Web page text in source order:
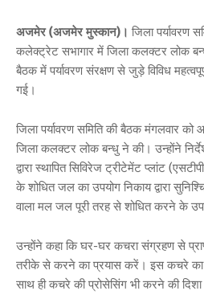
अजमेर (अजमेर मुस्कान)। जिला पर्यावरण
कलेक्ट्रेट सभागार में जिला कलक्टर लोक
बैठक में पर्यावरण संरक्षण से जुड़े विविध
गई।
जिला पर्यावरण समिति की बैठक मंगलवार को
जिला कलक्टर लोक बन्धु ने की। उन्होंने
द्वारा स्थापित सिविरेज ट्रीटेमेंट प्लांट
के शोधित जल का उपयोग निकाय द्वारा
वाला मल जल पूरी तरह से शोधित करने के
उन्होंने कहा कि घर-घर कचरा संग्रहण से
तरीके से करने का प्रयास करें। इस कचरे का
साथ ही कचरे की प्रोसेसिंग भी करने की